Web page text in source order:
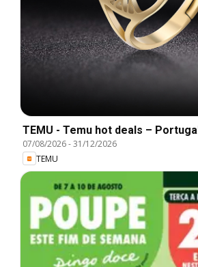
TEMU - Temu hot deals – Portugal
07/08/2026-31/12/2026
TEMU